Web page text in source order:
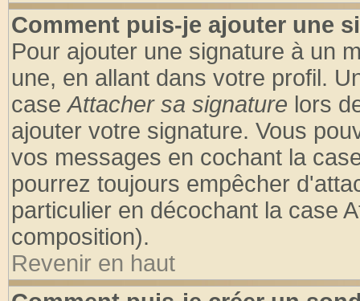
Comment puis-je ajouter une
Pour ajouter une signature à un
une, en allant dans votre profil.
caseAttacher sa signature lors
ajouter votre signature. Vous
vos messages en cochant la
pourrez toujours empêcher
particulier en décochant la case
composition).
Revenir en haut